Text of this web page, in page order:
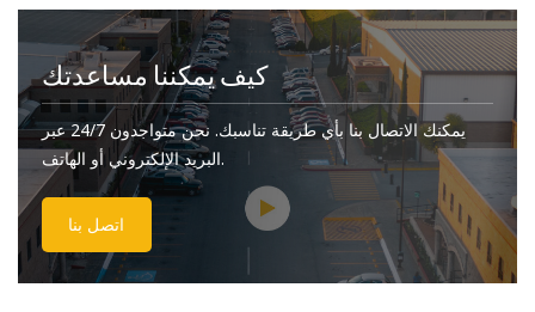
كيف يمكننا مساعدتك
يمكنك الاتصال بنا بأي طريقة تناسبك. نحن متواجدون 24/7 عبر
البريد الإلكتروني أو الهاتف.
اتصل بنا